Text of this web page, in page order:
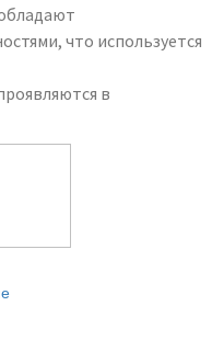
что используется
в